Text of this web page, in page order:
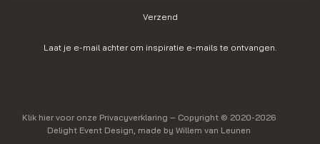
Laat je e-mail achter om inspiratie e-mails te ontvangen.
Klik hier voor onze Privacyverklaring – Copyright © 2020-2026
Delight Event Design, made by Willem van Leunen